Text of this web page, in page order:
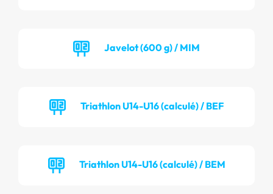
Javelot (600 g) / MIM
Triathlon U14-U16 (calculé) / BEF
Triathlon U14-U16 (calculé) / BEM